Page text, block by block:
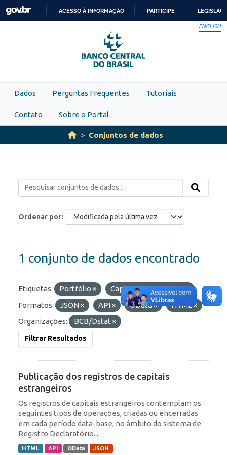
Skip to main content
PARA
O
CONTEÚDO
ACESSO À INFORMAÇÃO PARTICIPE
ENGLISH
Dados Perguntas Frequentes Tutoriais
Contato Sobre o Portal
Conjuntos de dados
Ordenar por
1 conjunto de dados encontrado
Etiquetas: Portfólio
Capitais Estrangeiros
Formatos:
JSON API OData
HTML
Organizações:
BCB/Dstat
Filtrar Resultados
Publicação dos registros de capitais
estrangeiros
Os registros de capitais estrangeiros contemplam os
seguintes tipos de operações, criadas ou encerradas
em cada período data-base, no âmbito do sistema de
Registro Declaratório...
HTML API OData JSON